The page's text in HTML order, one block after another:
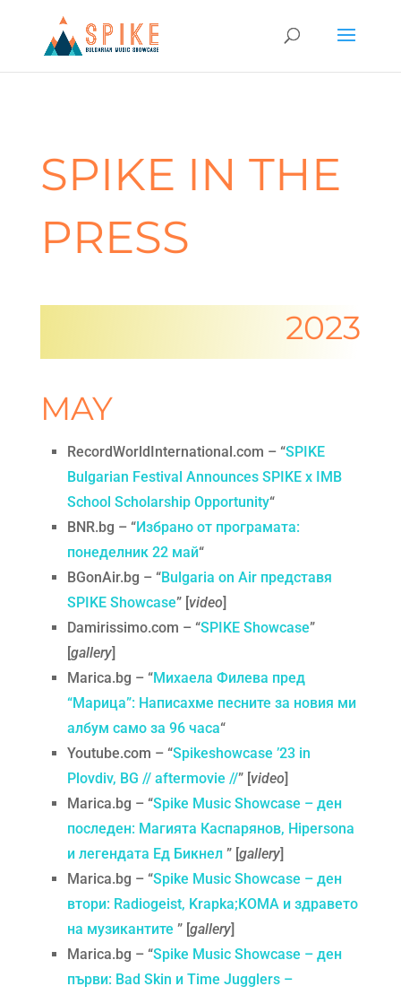
SPIKE IN THE
PRESS
2023
MAY
RecordWorldInternational.com – “SPIKE
Bulgarian Festival Announces SPIKE x IMB
School Scholarship Opportunity“
BNR.bg – “Избрано от програмата:
понеделник 22 май“
BGonAir.bg – “Bulgaria on Air представя
SPIKE Showcase” [video]
Damirissimo.com – “SPIKE Showcase”
[gallery]
Marica.bg – “Михаела Филева пред
“Марица”: Написахме песните за новия ми
албум само за 96 часа“
Youtube.com – “Spikeshowcase ’23 in
Plovdiv, BG // aftermovie //” [video]
Marica.bg – “Spike Music Showcase – ден
последен: Магията Каспарянов, Hipersona
и легендата Ед Бикнел ” [gallery]
Marica.bg – “Spike Music Showcase – ден
втори: Radiogeist, Krapka;KOMA и здравето
на музикантите ” [gallery]
Marica.bg – “Spike Music Showcase – ден
първи: Bad Skin и Time Jugglers –